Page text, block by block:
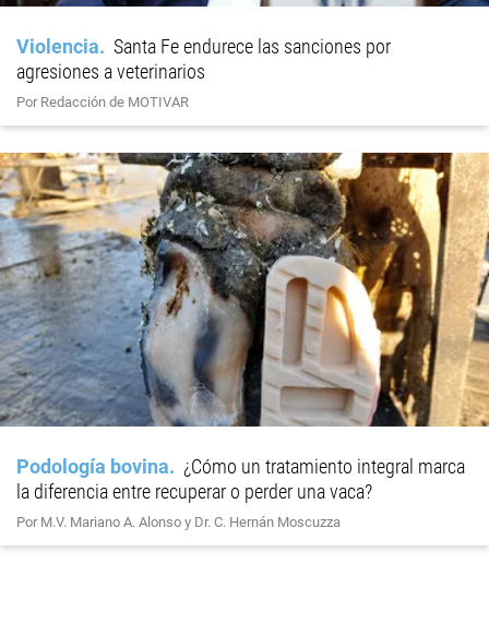
Violencia
Santa Fe endurece las sanciones por
agresiones a veterinarios
Por Redacción de MOTIVAR
Podología bovina
¿Cómo un tratamiento integral marca
la diferencia entre recuperar o perder una vaca?
Por M.V. Mariano A. Alonso y Dr. C. Hernán Moscuzza